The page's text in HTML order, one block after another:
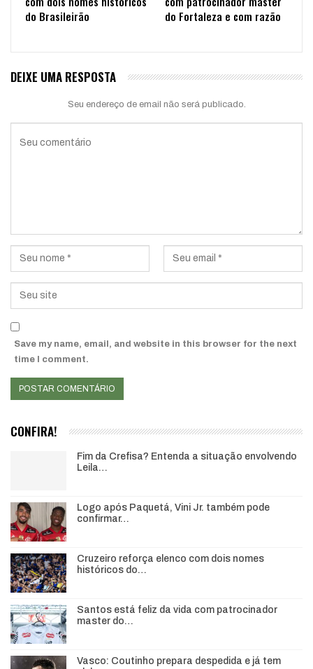
do Brasileirão
do Fortaleza e com razão
DEIXE UMA RESPOSTA
Seu endereço de email não será publicado.
Save my name, email, and website in this browser for the next
time I comment.
CONFIRA!
Fim da Crefisa? Entenda a situação envolvendo
Leila…
Logo após Paquetá, Vini Jr. também pode
confirmar…
Cruzeiro reforça elenco com dois nomes
históricos do…
Santos está feliz da vida com patrocinador
master do…
Vasco: Coutinho prepara despedida e já tem